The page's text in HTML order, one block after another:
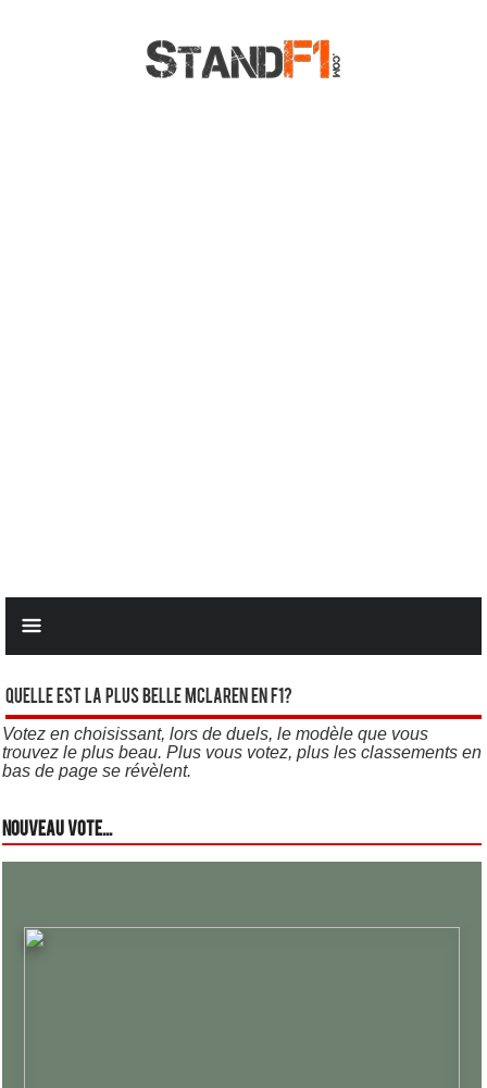
Quelle est la plus belle Mclaren en F1?
Votez en choisissant, lors de duels, le modèle que vous
trouvez le plus beau. Plus vous votez, plus les classements en
bas de page se révèlent.
Nouveau vote...